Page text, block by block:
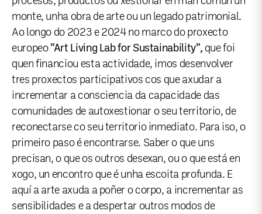
monte, unha obra de arte ou un legado patrimonial.
Ao longo do 2023 e 2024 no marco do proxecto
europeo”Art Living Lab for Sustainability”, que foi
quen financiou esta actividade, imos desenvolver
tres proxectos participativos cos que axudar a
incrementar a consciencia da capacidade das
comunidades de autoxestionar o seu territorio, de
reconectarse co seu territorio inmediato. Para iso, o
primeiro paso é encontrarse. Saber o que uns
precisan, o que os outros desexan, ou o que está en
xogo, un encontro que é unha escoita profunda. E
aquí a arte axuda a poñer o corpo, a incrementar as
sensibilidades e a despertar outros modos de